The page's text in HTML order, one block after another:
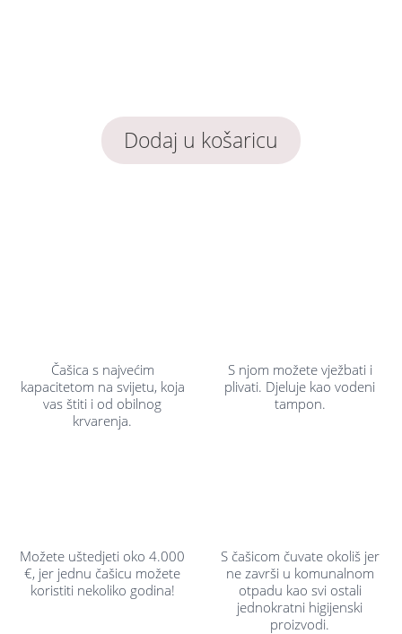
Dodaj u košaricu
Čašica s najvećim
kapacitetom na svijetu, koja
vas štiti i od obilnog
krvarenja.
S njom možete vježbati i
plivati. Djeluje kao vodeni
tampon.
Možete uštedjeti oko 4.000
€, jer jednu čašicu možete
koristiti nekoliko godina!
S čašicom čuvate okoliš jer
ne završi u komunalnom
otpadu kao svi ostali
jednokratni higijenski
proizvodi.